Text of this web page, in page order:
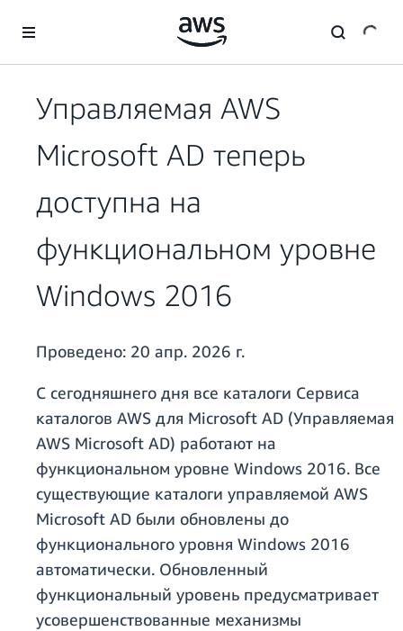
Перейти к главному контенту
Управляемая AWS
Microsoft AD теперь
доступна на
функциональном уровне
Windows 2016
Проведено: 20 апр. 2026 г.
С сегодняшнего дня все каталоги Сервиса
каталогов AWS для Microsoft AD (Управляемая
AWS Microsoft AD) работают на
функциональном уровне Windows 2016. Все
существующие каталоги управляемой AWS
Microsoft AD были обновлены до
функционального уровня Windows 2016
автоматически. Обновленный
функциональный уровень предусматривает
усовершенствованные механизмы